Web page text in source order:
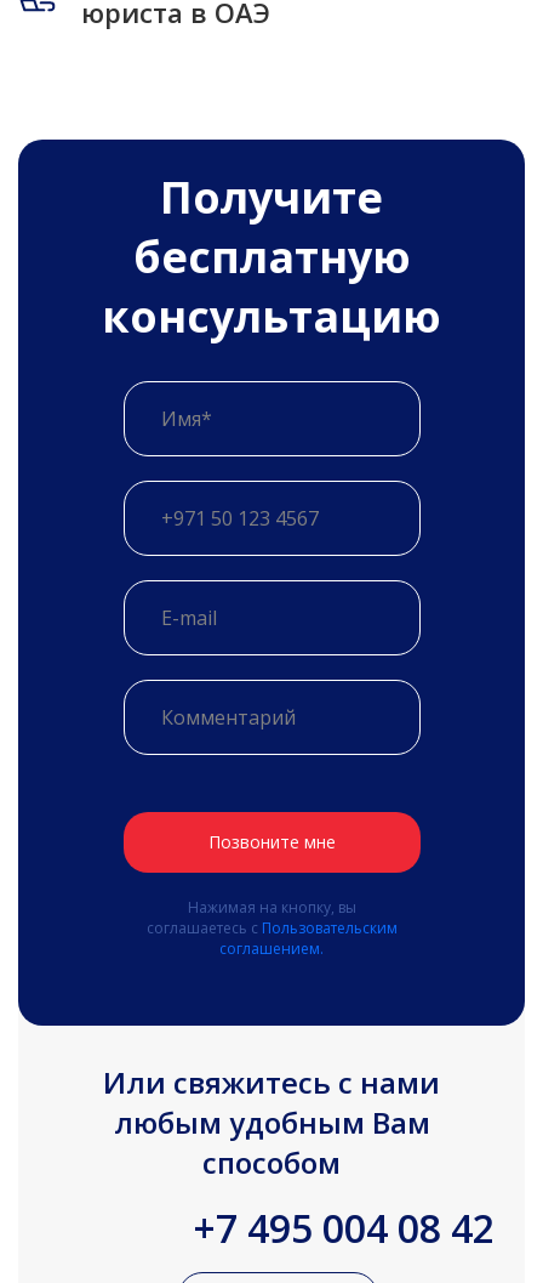
юриста в ОАЭ
Получитe
бесплатную
консультацию
Позвоните мне
Нажимая на кнопку, вы
соглашаетесь с Пользовательским
соглашением.
Или свяжитесь с нами
любым удобным Вам
способом
+7 495 004 08 42